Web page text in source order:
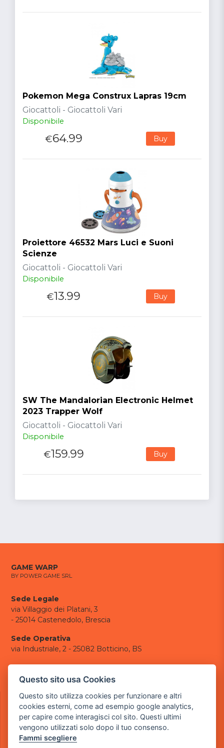
Pokemon Mega Construx Lapras 19cm
Giocattoli - Giocattoli Vari
Disponibile
€64.99 Buy
Proiettore 46532 Mars Luci e Suoni
Scienze
Giocattoli - Giocattoli Vari
Disponibile
€13.99 Buy
SW The Mandalorian Electronic Helmet
2023 Trapper Wolf
Giocattoli - Giocattoli Vari
Disponibile
€159.99 Buy
GAME WARP
BY POWER GAME SRL
Sede Legale
via Villaggio dei Platani, 3
- 25014 Castenedolo, Brescia
Sede Operativa
via Industriale, 2 - 25082 Botticino, BS
Partita iva 03308130982
Cod. SDI: USAL8PV
CONTATTI
e-mail:info@powergame.it
tel.: +39 030 376 2377
tel.: +39 030 336 6259
pec:powergamesrl@legalmail.it
Questo sito usa Cookies
Questo sito utilizza cookies per funzionare e altri
cookies esterni, come ad esempio google analytics,
per capire come interagisci col sito. Questi ultimi
vengono utilizzati solo dopo il tuo consenso.
Fammi scegliere